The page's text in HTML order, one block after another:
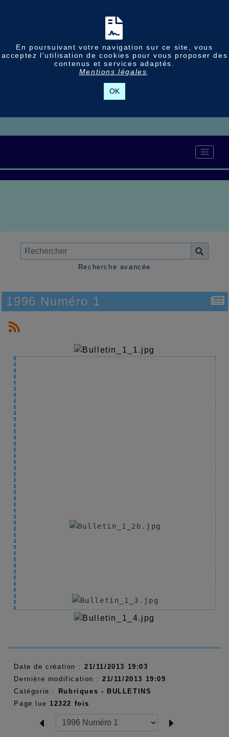
En poursuivant votre navigation sur ce site, vous
acceptez l'utilisation de cookies pour vous proposer des
contenus et services adaptés.
Mentions légales
OK
Recherche avancée
1996 Numéro 1
Date de création : 21/11/2013 19:03
Dernière modification : 21/11/2013 19:09
Catégorie :
Rubriques - BULLETINS
Page lue 12322 fois